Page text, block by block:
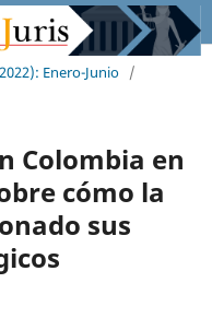
Enero-Junio /
Colombia en
cómo la
sus